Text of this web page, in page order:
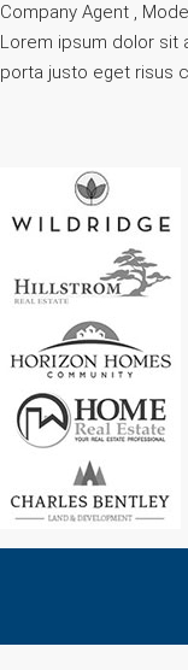
Company Agent ,
Lorem ipsum dolor sit
porta justo eget risus